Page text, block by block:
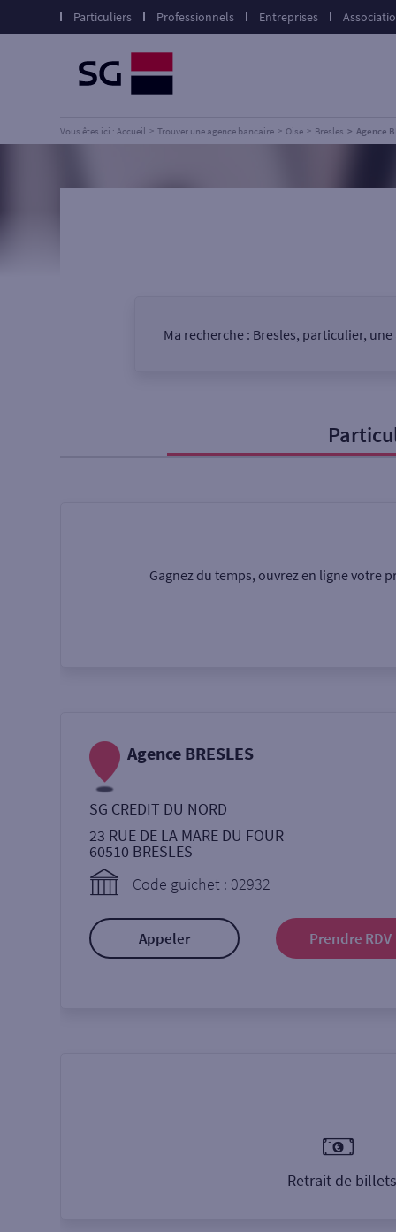
Particuliers Professionnels Entreprises
Vous êtes ici : Accueil Trouver une agence bancaire Oise Bresles Agence
Ma recherche : Bresles, particulier, une
Gagnez du temps, ouvrez en ligne votre
Agence BRESLES
SG CREDIT DU NORD
23 RUE DE LA MARE DU FOUR
60510 BRESLES
Code guichet : 02932
Appeler Prendre RDV
Retrait de billets